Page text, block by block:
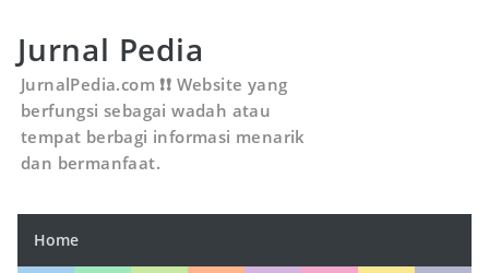
Jurnal Pedia
JurnalPedia.com ❗❗ Website yang
berfungsi sebagai wadah atau
tempat berbagi informasi menarik
dan bermanfaat.
Home